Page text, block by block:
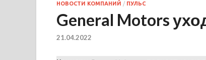
НОВОСТИ КОМПАНИЙ / ПУЛЬС
General Motors
21.04.2022